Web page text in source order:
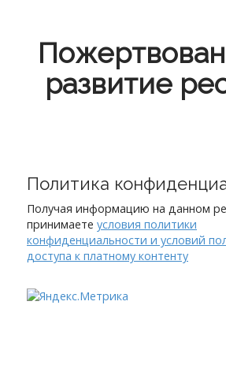
развитие
Политика
Получая информацию на данном
принимаете условия политики
конфиденциальности и условий
доступа к платному контенту